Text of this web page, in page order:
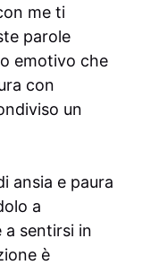
me ti
parole
emotivo che
con
un
ansia e paura
a
a sentirsi in
è